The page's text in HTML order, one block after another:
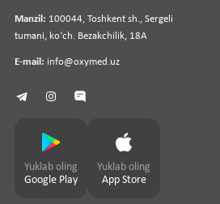
Manzil: 100044, Toshkent sh., Sergeli
tumani, koʻch. Bezakchilik, 18A
E-mail: info@oxymed.uz
Yuklab oling
Google Play
Yuklab oling
App Store